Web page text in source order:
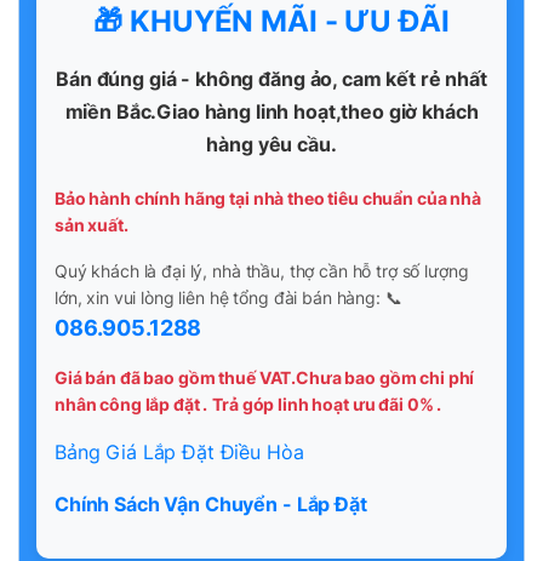
🎁 KHUYẾN MÃI - ƯU ĐÃI
Bán đúng giá - không đăng ảo, cam kết rẻ nhất
miền Bắc.Giao hàng linh hoạt,theo giờ khách
hàng yêu cầu.
Bảo hành chính hãng tại nhà theo tiêu chuẩn của nhà
sản xuất.
Quý khách là đại lý, nhà thầu, thợ cần hỗ trợ số lượng
lớn, xin vui lòng liên hệ tổng đài bán hàng: 📞
086.905.1288
Giá bán đã bao gồm thuế VAT.Chưa bao gồm chi phí
nhân công lắp đặt . Trả góp linh hoạt ưu đãi 0% .
Bảng Giá Lắp Đặt Điều Hòa
Chính Sách Vận Chuyển - Lắp Đặt